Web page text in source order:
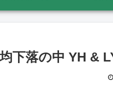
下落の中 YH &